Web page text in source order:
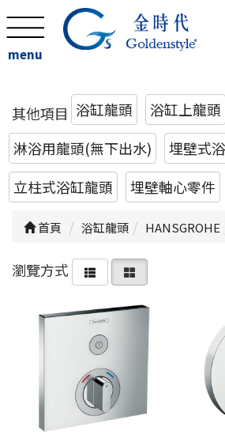
menu
其他項目 浴缸龍頭
浴缸上龍頭
淋浴用龍頭(無下出水)
埋壁式
立柱式浴缸龍頭
埋壁軸心零件
首頁 浴缸龍頭 HANSGROHE
瀏覽方式